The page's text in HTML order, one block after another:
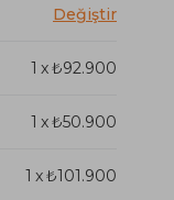
1 x₺92.900
1 x₺50.900
1 x₺101.900